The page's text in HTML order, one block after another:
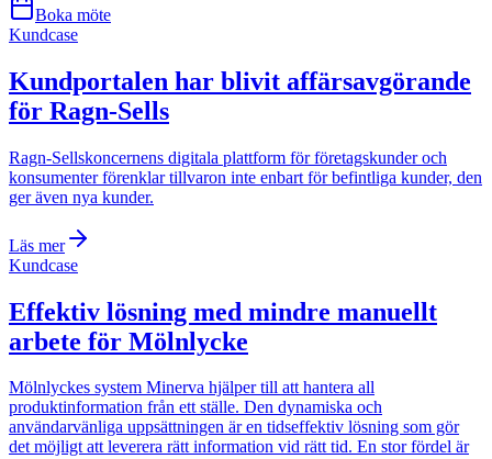
Boka möte
Kundcase
Kundportalen har blivit affärsavgörande
för Ragn-Sells
Ragn-Sellskoncernens digitala plattform för företagskunder och
konsumenter förenklar tillvaron inte enbart för befintliga kunder, den
ger även nya kunder.
Läs mer
Kundcase
Effektiv lösning med mindre manuellt
arbete för Mölnlycke
Mölnlyckes system Minerva hjälper till att hantera all
produktinformation från ett ställe. Den dynamiska och
användarvänliga uppsättningen är en tidseffektiv lösning som gör
det möjligt att leverera rätt information vid rätt tid. En stor fördel är